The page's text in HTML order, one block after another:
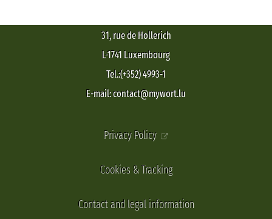
31, rue de Hollerich
L-1741 Luxembourg
Tel.:(+352) 4993-1
E-mail: contact@mywort.lu
Privacy Policy
Cookies & Tracking
Contact and legal information